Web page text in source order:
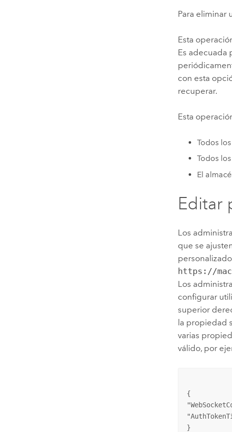
Para eliminar
Esta
Es adecuada
con esta
recuperar.
Esta
Todos
Todos
El
Editar
Los
que se
https://
Los
configurar
superior
la propiedad
varias
válido, por
{
}